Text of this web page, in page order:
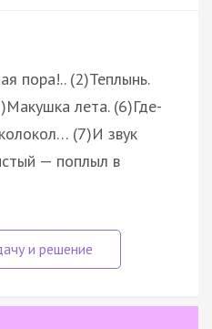
пора!.. (2)Теплынь.
лета. (6)Где-
(7)И звук
— поплыл в